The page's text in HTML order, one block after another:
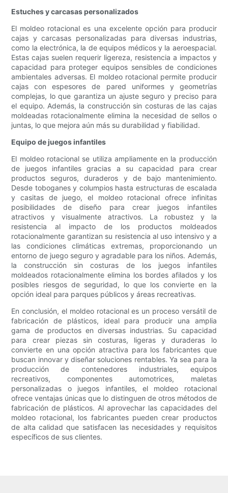
Estuches y carcasas personalizados
El moldeo rotacional es una excelente opción para producir
cajas y carcasas personalizadas para diversas industrias,
como la electrónica, la de equipos médicos y la aeroespacial.
Estas cajas suelen requerir ligereza, resistencia a impactos y
capacidad para proteger equipos sensibles de condiciones
ambientales adversas. El moldeo rotacional permite producir
cajas con espesores de pared uniformes y geometrías
complejas, lo que garantiza un ajuste seguro y preciso para
el equipo. Además, la construcción sin costuras de las cajas
moldeadas rotacionalmente elimina la necesidad de sellos o
juntas, lo que mejora aún más su durabilidad y fiabilidad.
Equipo de juegos infantiles
El moldeo rotacional se utiliza ampliamente en la producción
de juegos infantiles gracias a su capacidad para crear
productos seguros, duraderos y de bajo mantenimiento.
Desde toboganes y columpios hasta estructuras de escalada
y casitas de juego, el moldeo rotacional ofrece infinitas
posibilidades de diseño para crear juegos infantiles
atractivos y visualmente atractivos. La robustez y la
resistencia al impacto de los productos moldeados
rotacionalmente garantizan su resistencia al uso intensivo y a
las condiciones climáticas extremas, proporcionando un
entorno de juego seguro y agradable para los niños. Además,
la construcción sin costuras de los juegos infantiles
moldeados rotacionalmente elimina los bordes afilados y los
posibles riesgos de seguridad, lo que los convierte en la
opción ideal para parques públicos y áreas recreativas.
En conclusión, el moldeo rotacional es un proceso versátil de
fabricación de plásticos, ideal para producir una amplia
gama de productos en diversas industrias. Su capacidad
para crear piezas sin costuras, ligeras y duraderas lo
convierte en una opción atractiva para los fabricantes que
buscan innovar y diseñar soluciones rentables. Ya sea para la
producción de contenedores industriales, equipos
recreativos, componentes automotrices, maletas
personalizadas o juegos infantiles, el moldeo rotacional
ofrece ventajas únicas que lo distinguen de otros métodos de
fabricación de plásticos. Al aprovechar las capacidades del
moldeo rotacional, los fabricantes pueden crear productos
de alta calidad que satisfacen las necesidades y requisitos
específicos de sus clientes.